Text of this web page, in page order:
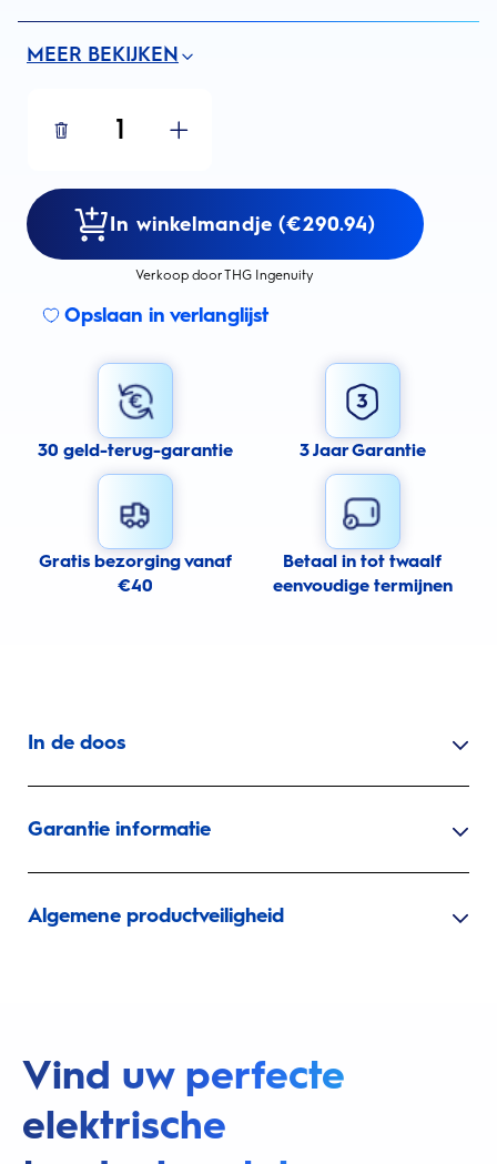
MEER BEKIJKEN
1
In winkelmandje (€290.94)
Verkoop door THG Ingenuity
Opslaan in verlanglijst
30 geld-terug-garantie 3 Jaar Garantie
Gratis bezorging vanaf
€40
Betaal in tot twaalf
eenvoudige termijnen
In de doos
Garantie informatie
Algemene productveiligheid
Vind uw perfecte
elektrische